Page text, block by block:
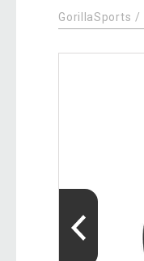
GorillaSports